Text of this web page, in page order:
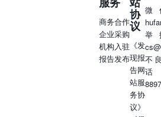
商务合作
企业采购
机构入驻
报告发布
协
议
《发
现报
告网
站服
务协
议》
微
举
不